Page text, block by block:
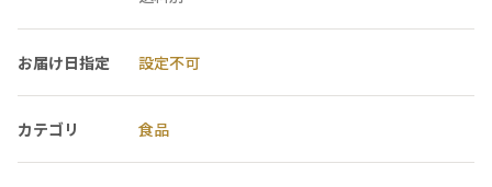
お届け日指定 設定不可
カテゴリ 食品